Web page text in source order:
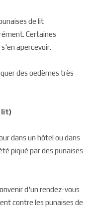
de lit
Certaines
apercevoir.
des oedèmes très
lit)
dans un hôtel ou dans
piqué par des punaises
d'un rendez-vous
contre les punaises de